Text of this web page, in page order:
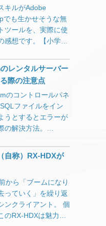
定をする 各投稿ペー
ップが表示されてい
ウスをドラッグして
せ、ホイールでズー
をマップを表示
はさすが違います
で2台のパソコンを
のですが、どちらも
の無線LAN子機を使
には非対応で
のもの。 それでも
り速度100Mbps～
ています。 さらに
しています。 有線も
時には400Mbpsを超
マホやタブレットも
がぬるぬる動くよう
評判です。 屋根裏に
竿まで用意していた
なりました。 無理な
引っ張ろうと、防水
ルを「欲しいものリ
投稿であればpostに
両方を指定したい場
にします。
>set(‘post_type’,
は表示件数。
も多い数にするとペ
ョンは表示されませ
書いたうえで、該当
ト（私の場合は
のquery_posts等を
さい。 以下は私の環
表示設定にある「1
示する最大投稿数」
すね。 1803
不具合 そういえば
」と「10」の間に半
が入っているのを最
戦い」に勝るとは。
SSD買いに行っ
員さんも言ってまし
ssd 登場しま
。 kb4103721 削
した～ kb4103727
ルできない 幸せか
いようです。静岡県
けど。 kb4103727
。SSDを誰よりも活
かも。 kb4134661
も戦ってますね！
昔「ホムペ」
上限を超えると固定
金）となるため、そ
旧サーバーの1か月
バーの時間課金」に
れます。 新サーバー
に旧サーバーを削除
くても5日分増える
。 契約自体は上記で
すが、SSD容量が
になったとして
ィション操作等をし
レスが変更になるた
ーバーのIPアドレス
パーティション拡張
下記の記事をご参照
https://www.ii-
2211
か。 Googleの主要
索エンジン 翻訳サ
サービス メールサ
サービス カレンダ
らされている人たち
ら住宅地図の尺度ま
示できる
、それも無料で使え
多くのWebサイトや
も導入されてきまし
外ではなく、過去に
を利用させてもら
表示上限が設けら
規約変更が重ねられ
1,000回表示で7ドル
ット上の情報を検索
キルがAdobe
でも生かせそうな無
ツールを、実際に使
感想です。【小学校
レンタルサーバー
際の注意点
のコントロールパネ
ファイルをイン
うとするとエラーが
の解決方法。
SFTP）を使って問題
自称）RX-HDXが
から「ブームになり
っていく」を繰り返
ンクライアント。 個
のRX-HDXは魅力感